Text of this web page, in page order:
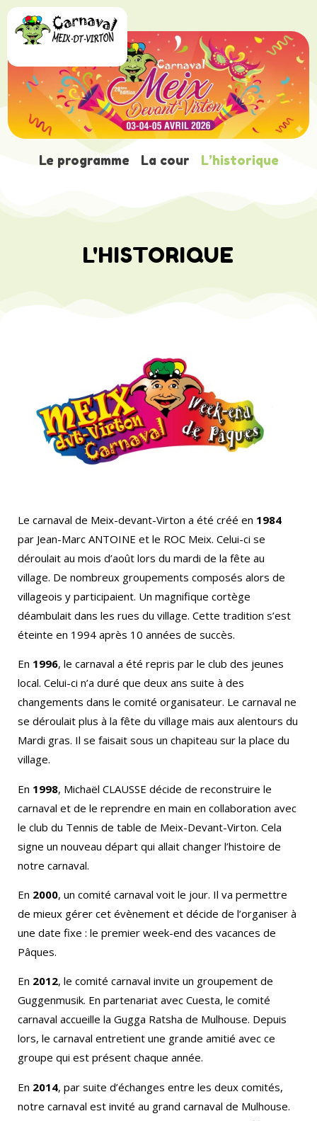
Le programme La cour L’historique
L’HISTORIQUE
L'HISTORIQUE
Le carnaval de Meix-devant-Virton a été créé en 1984
par Jean-Marc ANTOINE et le ROC Meix. Celui-ci se
déroulait au mois d’août lors du mardi de la fête au
village. De nombreux groupements composés alors de
villageois y participaient. Un magnifique cortège
déambulait dans les rues du village. Cette tradition s’est
éteinte en 1994 après 10 années de succès.
En 1996, le carnaval a été repris par le club des jeunes
local. Celui-ci n’a duré que deux ans suite à des
changements dans le comité organisateur. Le carnaval ne
se déroulait plus à la fête du village mais aux alentours du
Mardi gras. Il se faisait sous un chapiteau sur la place du
village.
En 1998, Michaël CLAUSSE décide de reconstruire le
carnaval et de le reprendre en main en collaboration avec
le club du Tennis de table de Meix-Devant-Virton. Cela
signe un nouveau départ qui allait changer l’histoire de
notre carnaval.
En 2000, un comité carnaval voit le jour. Il va permettre
de mieux gérer cet évènement et décide de l’organiser à
une date fixe : le premier week-end des vacances de
Pâques.
En 2012, le comité carnaval invite un groupement de
Guggenmusik. En partenariat avec Cuesta, le comité
carnaval accueille la Gugga Ratsha de Mulhouse. Depuis
lors, le carnaval entretient une grande amitié avec ce
groupe qui est présent chaque année.
En 2014, par suite d’échanges entre les deux comités,
notre carnaval est invité au grand carnaval de Mulhouse.